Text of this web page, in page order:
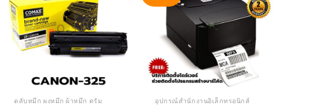
อุปกรณ์สำนักงานอิเล็กทรอนิกส์
ตลับหมึก ผงหมึก ผ้าหมึก ดรัม